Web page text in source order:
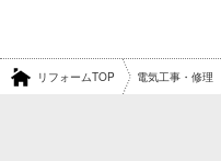
リフォームTOP 電気工事・修理